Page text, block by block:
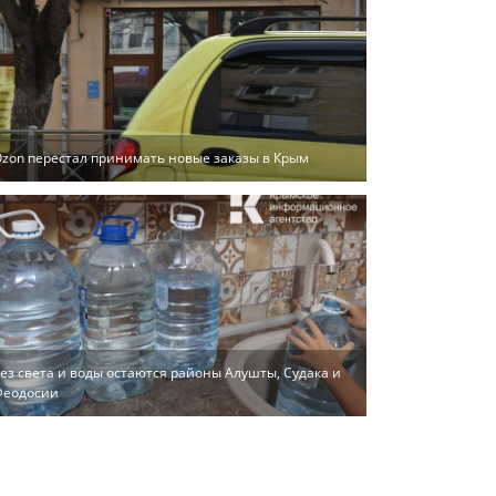
перестал принимать новые заказы в Крым
света и воды остаются районы Алушты, Судака и